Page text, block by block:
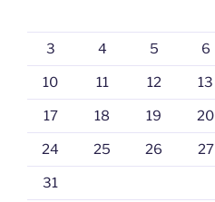
3 4 5 6
10 11 12 13
17 18 19 20
24 25 26 27
31